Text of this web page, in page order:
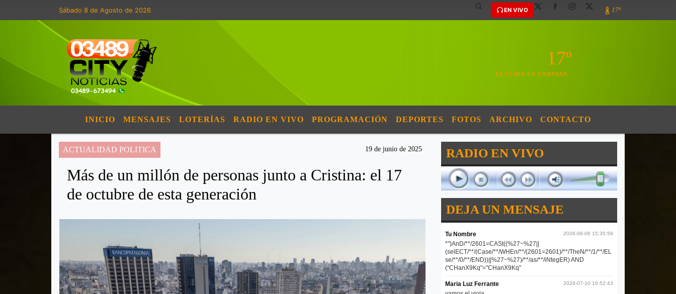
Sábado 8 de Agosto de 2026 EN VIVO 17º
17º
EL CLIMA EN CAMPANA
INICIO MENSAJES LOTERÍAS RADIO EN VIVO PROGRAMACIÓN DEPORTES FOTOS ARCHIVO CONTACTO
ACTUALIDAD POLITICA 19 de junio de 2025
Más de un millón de personas junto a Cristina: el 17
de octubre de esta generación
RADIO EN VIVO
DEJA UN MENSAJE